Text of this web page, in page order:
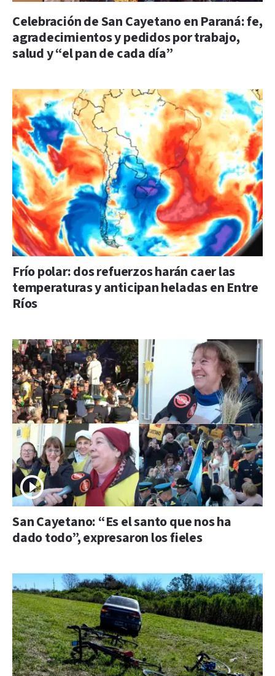
Celebración de San Cayetano en Paraná: fe,
agradecimientos y pedidos por trabajo,
salud y “el pan de cada día”
Frío polar: dos refuerzos harán caer las
temperaturas y anticipan heladas en Entre
Ríos
San Cayetano: “Es el santo que nos ha
dado todo”, expresaron los fieles